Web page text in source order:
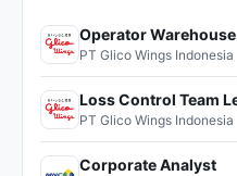
Operator Warehouse
PT Glico Wings Indonesia
PT Glico Wings Indonesia
Corporate Analyst